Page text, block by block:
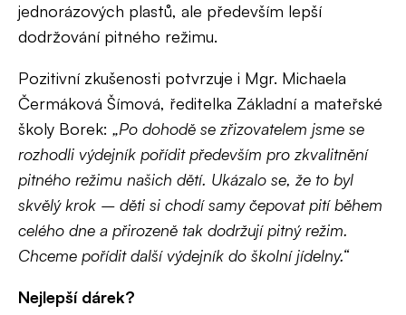
jednorázových plastů, ale především lepší
dodržování pitného režimu.
Pozitivní zkušenosti potvrzuje i Mgr. Michaela
Čermáková Šímová, ředitelka Základní a mateřské
školy Borek: „Po dohodě se zřizovatelem jsme se
rozhodli výdejník pořídit především pro zkvalitnění
pitného režimu našich dětí. Ukázalo se, že to byl
skvělý krok – děti si chodí samy čepovat pití během
celého dne a přirozeně tak dodržují pitný režim.
Chceme pořídit další výdejník do školní jídelny.“
Nejlepší dárek?